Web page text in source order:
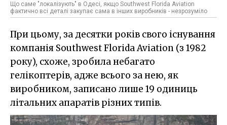
Що саме "локалізують" в Одесі, якщо Southwest Florida Aviation
фактично всі деталі закупає сама в інших виробників - незрозуміло
При цьому, за десятки років свого існування
компанія Southwest Florida Aviation (з 1982
року), схоже, зробила небагато
гелікоптерів, адже всього за нею, як
виробником, записано лише 19 одиниць
літальних апаратів різних типів.